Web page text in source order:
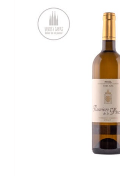
OPTIES SELECTEREN